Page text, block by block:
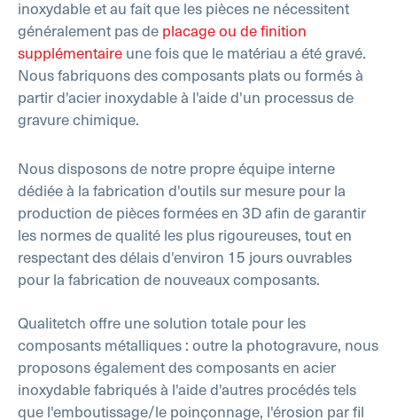
inoxydable et au fait que les pièces ne nécessitent
généralement pas deplacage ou de finition
supplémentaireune fois que le matériau a été gravé.
Nous fabriquons des composants plats ou formés à
partir d'acier inoxydable à l'aide d'un processus de
gravure chimique.
Nous disposons de notre propre équipe interne
dédiée à la fabrication d'outils sur mesure pour la
production de pièces formées en 3D afin de garantir
les normes de qualité les plus rigoureuses, tout en
respectant des délais d'environ 15 jours ouvrables
pour la fabrication de nouveaux composants.
Qualitetch offre une solution totale pour les
composants métalliques : outre la photogravure, nous
proposons également des composants en acier
inoxydable fabriqués à l'aide d'autres procédés tels
que l'emboutissage/le poinçonnage, l'érosion par fil